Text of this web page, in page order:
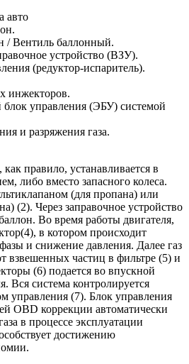
/ Вентиль баллонный.
устройство (ВЗУ).
(редуктор-испаритель).
инжекторов.
управления (ЭБУ) системой
и разряжения газа.
правило, устанавливается в
либо вместо запасного колеса.
(для пропана) или
(2). Через заправочное устройство
Во время работы двигателя,
в котором происходит
и снижение давления. Далее газ
взвешенных частиц в фильтре (5) и
(6) подается во впускной
Вся система контролируется
управления (7). Блок управления
OBD коррекции автоматически
в процессе эксплуатации
достижению